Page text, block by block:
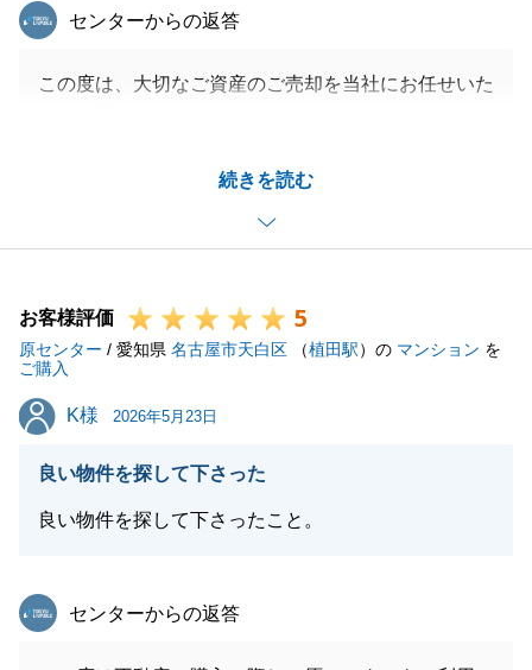
続きを読む
東急リバブル
センターからの返答
この度は、大切なご資産のご売却を当社にお任せいた
かく迎え入れてくださり、感謝申し上げます。
過去に他の会社様でつらい思いをされたとのことで、
M様のお気持ちに寄り添って、良いお買換えになれば
M様にご満足いただくことができ、大変嬉しく思いま
す。
今後もお困り事等ございましたら、何なりとお申し付
けください。
お客様評価 5
原センター / 愛知県 名古屋市天白区 （植田駅）の マンション を
ご購入
K様
K様 2026年5月23日
良い物件を探して下さった
良い物件を探して下さったこと。
東急リバブル
センターからの返答